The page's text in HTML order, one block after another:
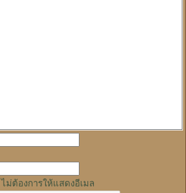
ไม่ต้องการให้แสดงอีเมล